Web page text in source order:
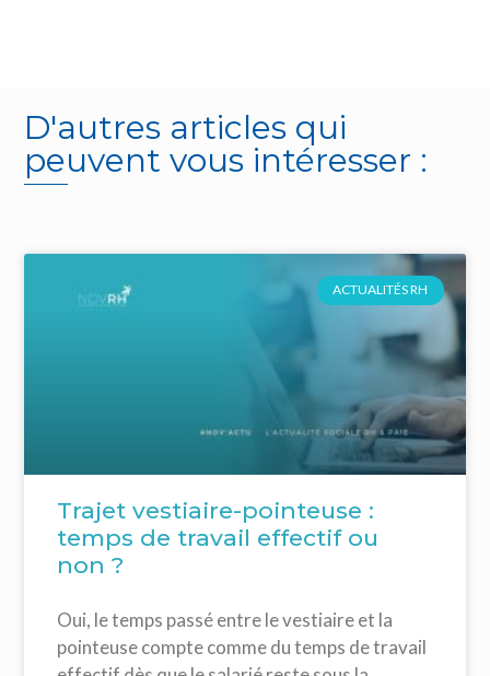
D'autres articles qui
peuvent vous intéresser :
ACTUALITÉS RH
Trajet vestiaire-pointeuse :
temps de travail effectif ou
non ?
Oui, le temps passé entre le vestiaire et la
pointeuse compte comme du temps de travail